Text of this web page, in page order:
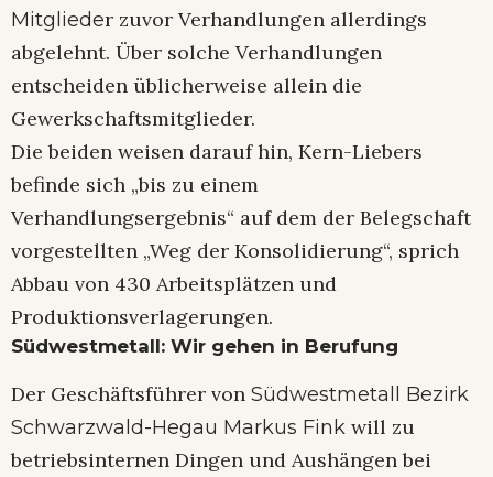
Mitglieder zuvor Verhandlungen allerdings
abgelehnt. Über solche Verhandlungen
entscheiden üblicherweise allein die
Gewerkschaftsmitglieder.
Die beiden weisen darauf hin, Kern-Liebers
befinde sich „bis zu einem
Verhandlungsergebnis“ auf dem der Belegschaft
vorgestellten „Weg der Konsolidierung“, sprich
Abbau von 430 Arbeitsplätzen und
Produktionsverlagerungen.
Südwestmetall: Wir gehen in Berufung
Der Geschäftsführer von Südwestmetall Bezirk
Schwarzwald-Hegau Markus Fink will zu
betriebsinternen Dingen und Aushängen bei